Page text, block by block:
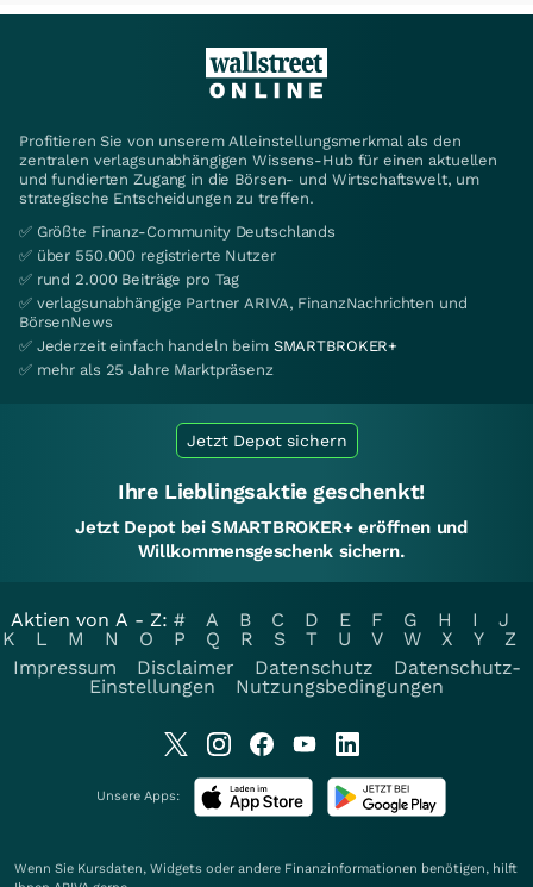
Profitieren Sie von unserem Alleinstellungsmerkmal als den
zentralen verlagsunabhängigen Wissens-Hub für einen aktuellen
und fundierten Zugang in die Börsen- und Wirtschaftswelt, um
strategische Entscheidungen zu treffen.
✅ Größte Finanz-Community Deutschlands
✅ über 550.000 registrierte Nutzer
✅ rund 2.000 Beiträge pro Tag
✅ verlagsunabhängige Partner ARIVA, FinanzNachrichten und
BörsenNews
✅ Jederzeit einfach handeln beim SMARTBROKER+
✅ mehr als 25 Jahre Marktpräsenz
Jetzt Depot sichern
Ihre Lieblingsaktie geschenkt!
Jetzt Depot bei SMARTBROKER+ eröffnen und
Willkommensgeschenk sichern.
Aktien von A - Z: # A B C D E F G H I
J
K
L M N O P Q R S T U V W X Y
Z
Impressum
Disclaimer Datenschutz
Datenschutz-
Einstellungen
Nutzungsbedingungen
Unsere Apps:
Wenn Sie Kursdaten, Widgets oder andere Finanzinformationen benötigen, hilft